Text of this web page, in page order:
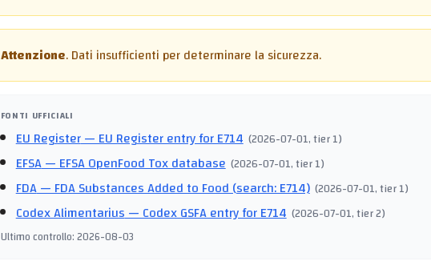
Attenzione.Dati insufficienti per determinare la sicurezza.
FONTI UFFICIALI
EU Register— EU Register entry for E714 (2026-07-01, tier 1)
EFSA— EFSA OpenFood Tox database (2026-07-01, tier 1)
FDA— FDA Substances Added to Food (search: E714) (2026-07-01, tier 1)
Codex Alimentarius— Codex GSFA entry for E714 (2026-07-01, tier 2)
Ultimo controllo:2026-08-03